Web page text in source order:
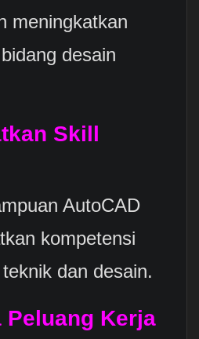
meningkatkan
desain
Skill
AutoCAD
kompetensi
dan desain.
Peluang Kerja